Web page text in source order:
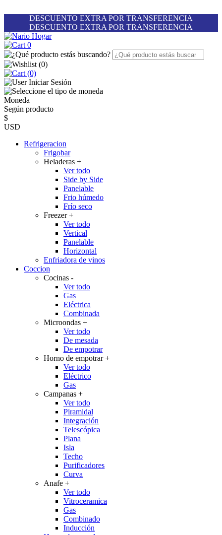
DESCUENTO EXTRA POR TRANSFERENCIA
DESCUENTO EXTRA POR TRANSFERENCIA
0
(0)
(0)
Iniciar Sesión
Moneda
Según producto
$
USD
Refrigeracion
Frigobar
Heladeras +
Ver todo
Side by Side
Panelable
Frio húmedo
Frío seco
Freezer+
Ver todo
Vertical
Panelable
Horizontal
Enfriadora de vinos
Coccion
Cocinas -
Ver todo
Gas
Eléctrica
Combinada
Microondas +
Ver todo
De mesada
De empotrar
Horno de empotrar+
Ver todo
Eléctrico
Gas
Campanas +
Ver todo
Piramidal
Integración
Telescópica
Plana
Isla
Techo
Purificadores
Curva
Anafe +
Ver todo
Vitroceramica
Gas
Combinado
Inducción